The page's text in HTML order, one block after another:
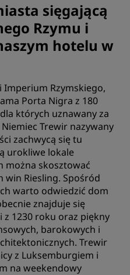
sięgającą
Rzymu i
hotelu w
Rzymskiego,
Porta Nigra z 180
których uznawany za
Trewir nazywany
zachwycą się tu
urokliwe lokale
można skosztować
Riesling. Spośród
warto odwiedzić dom
znajduje się
z 1230 roku oraz piękny
barokowych i
Trewir
z Luksemburgiem i
na weekendowy